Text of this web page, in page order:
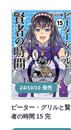
24/10/10 発売
ピーター・グリルと賢
者の時間 15 完